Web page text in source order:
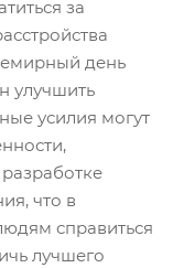
за
день
улучшить
усилия могут
что в
справиться
лучшего